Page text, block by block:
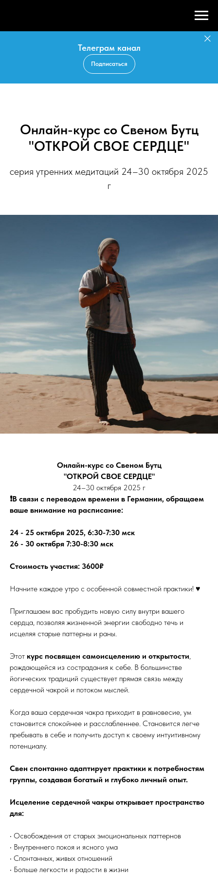
Телеграм канал
Подписаться
Онлайн-курс со Свеном Бутц
"ОТКРОЙ СВОЕ СЕРДЦЕ"
серия утренних медитаций 24–30 октября 2025
г
Онлайн-курс со Свеном Бутц
"ОТКРОЙ СВОЕ СЕРДЦЕ"
24–30 октября 2025 г
❗️В связи с переводом времени в Германии, обращаем
ваше внимание на расписание:
24 - 25 октября 2025, 6:30-7:30 мск
26 - 30 октября 7:30-8:30 мск
Стоимость участия: 3600₽
Начните каждое утро с особенной совместной практики! ♥️
Приглашаем вас пробудить новую силу внутри вашего
сердца, позволяя жизненной энергии свободно течь и
исцеляя старые паттерны и раны.
Этот курс посвящен самоисцелению и открытости,
рождающейся из сострадания к себе. В большинстве
йогических традиций существует прямая связь между
сердечной чакрой и потоком мыслей.
Когда ваша сердечная чакра приходит в равновесие, ум
становится спокойнее и расслабленнее. Становится легче
пребывать в себе и получить доступ к своему интуитивному
потенциалу.
Свен спонтанно адаптирует практики к потребностям
группы, создавая богатый и глубоко личный опыт.
Исцеление сердечной чакры открывает пространство
для:
• Освобождения от старых эмоциональных паттернов
• Внутреннего покоя и ясного ума
• Спонтанных, живых отношений
• Больше легкости и радости в жизни